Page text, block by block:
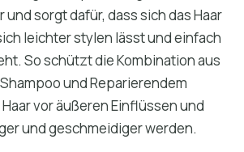
und sorgt dafür, dass sich das Haar
leichter stylen lässt und einfach
So schützt die Kombination aus
und Reparierendem
vor äußeren Einflüssen und
und geschmeidiger werden.